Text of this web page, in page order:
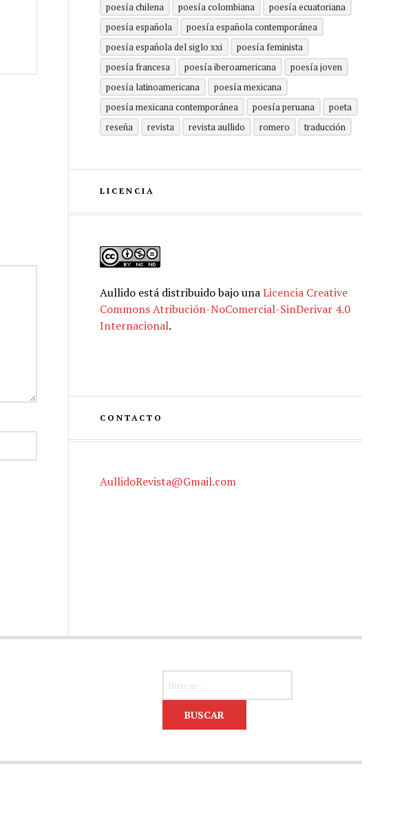
poesía chilena
poesía colombiana
poesía ecuatoriana
poesía española
poesía española contemporánea
poesía española del siglo xxi
poesía feminista
poesía francesa
poesía iberoamericana
poesía joven
poesía latinoamericana
poesía mexicana
poesía mexicana contemporánea
poesía peruana
poeta
reseña
revista revista aullido romero traducción
LICENCIA
Aullidoestá distribuido bajo unaLicencia Creative
Commons Atribución-NoComercial-SinDerivar 4.0
Internacional.
CONTACTO
AullidoRevista@Gmail.com